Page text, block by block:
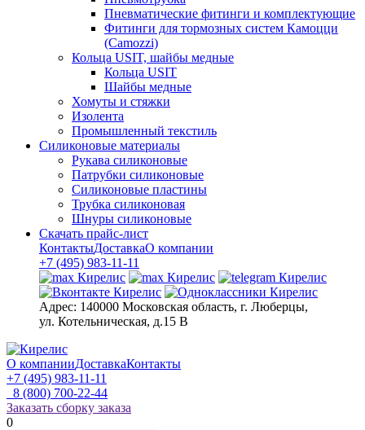
Пневматические фитинги и комплектующие
Фитинги для тормозных систем Камоцци
(Camozzi)
Кольца USIT, шайбы медные
Кольца USIT
Шайбы медные
Хомуты и стяжки
Изолента
Промышленный текстиль
Силиконовые материалы
Рукава силиконовые
Патрубки силиконовые
Силиконовые пластины
Трубка силиконовая
Шнуры силиконовые
Скачать прайс-лист
КонтактыДоставкаО компании
+7 (495) 983-11-11
Адрес: 140000 Московская область, г. Люберцы,
ул. Котельническая, д.15 В
О компанииДоставкаКонтакты
+7 (495) 983-11-11
8 (800) 700-22-44
Заказать сборку заказа
0